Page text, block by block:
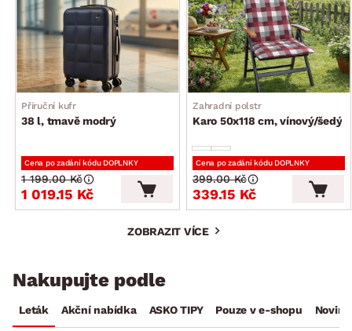
Příruční kufr
38 l, tmavě modrý
Cena po zadání kódu DOPLNKY
1 019.15 Kč
1 199.00 Kč
Zahradní polstr
Karo 50x118 cm, vínový/šedý
Cena po zadání kódu DOPLNKY
339.15 Kč
399.00 Kč
ZOBRAZIT VÍCE
Nakupujte podle
Leták Akční nabídka ASKO TIPY Pouze v e-shopu